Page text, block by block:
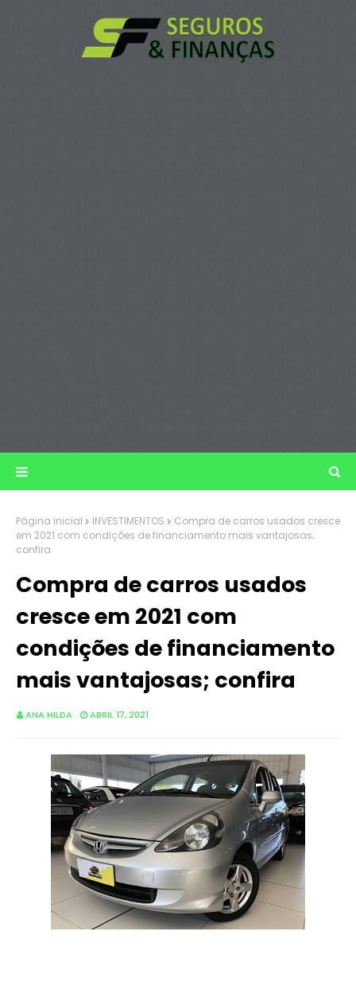
Página inicial INVESTIMENTOS
Compra de carros usados cresce
em 2021 com condições de financiamento mais vantajosas;
confira
Compra de carros usados
cresce em 2021 com
condições de financiamento
mais vantajosas; confira
ANA HILDA ABRIL 17, 2021